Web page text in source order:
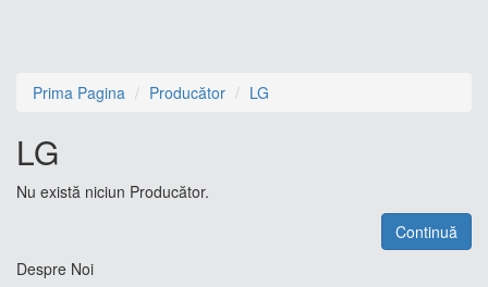
Prima Pagina Producător LG
LG
Nu există niciun Producător.
Continuă
Despre Noi